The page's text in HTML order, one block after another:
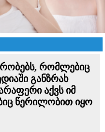
რომლებიც
განზრახ
აქვს იმ
წერილობით იყო